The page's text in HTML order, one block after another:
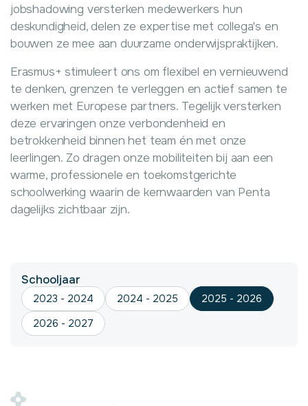
jobshadowing versterken medewerkers hun
deskundigheid, delen ze expertise met collega's en
bouwen ze mee aan duurzame onderwijspraktijken.
Erasmus+ stimuleert ons om flexibel en vernieuwend
te denken, grenzen te verleggen en actief samen te
werken met Europese partners. Tegelijk versterken
deze ervaringen onze verbondenheid en
betrokkenheid binnen het team én met onze
leerlingen. Zo dragen onze mobiliteiten bij aan een
warme, professionele en toekomstgerichte
schoolwerking waarin de kernwaarden van Penta
dagelijks zichtbaar zijn.
Schooljaar
2023 - 2024 2024 - 2025
2025 - 2026
2026 - 2027